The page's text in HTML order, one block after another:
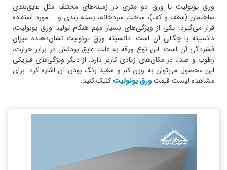
ورق یونولیت یا ورق دو متری در زمینه‌های مختلف مثل عایق‌بندی
ساختمان (سقف و کف)، ساخت سردخانه، بسته بندی و … مورد استفاده
قرار می‌گیرد. یکی از ویژگی‌های بسیار مهم هنگام تولید ورق یونولیت،
دانسیته یا چگالی آن است. دانسیته ورق یونولیت نشان‌دهنده میزان
فشردگی آن است. این نوع ورقه به علت عایق بودنش در برابر حرارت،
رطوب و صدا، در مکان‌های زیادی کاربر دارد. از دیگر ویژگی‌های فیزیکی
این محصول می‌توان به وزن کم و سفید رنگ بودن آن اشاره کرد. برای
مشاهده لیست قیمتورق یونولیت کلیک کنید.